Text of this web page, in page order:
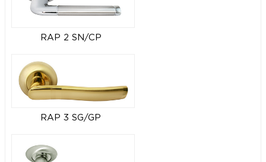
RAP 2 SN/CP
RAP 3 SG/GP